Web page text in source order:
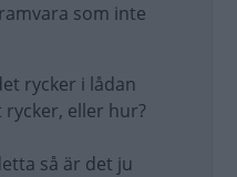
som inte
rycker i lådan
rycker, eller hur?
så är det ju